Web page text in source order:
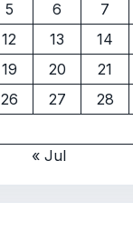
5 6 7
12 13 14
19 20 21
26 27 28
« Jul